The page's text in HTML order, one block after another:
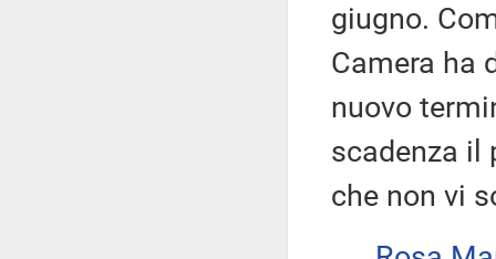
giugno.
Camera ha
nuovo
scadenza il
che non vi